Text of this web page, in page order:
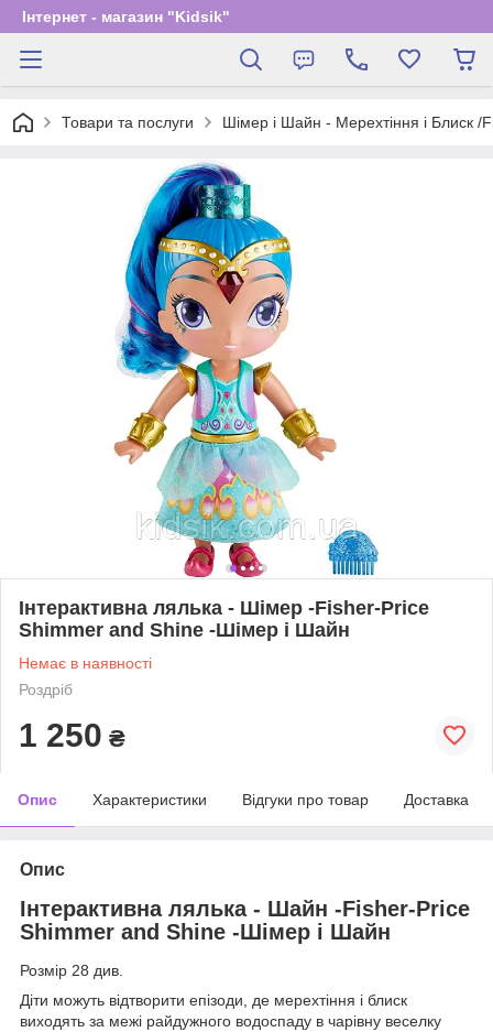
Інтернет - магазин "Kidsik"
Товари та послуги Шімер і Шайн - Мерехтіння і Блиск
Інтерактивна лялька - Шімер -Fisher-Price
Shimmer and Shine -Шімер і Шайн
Немає в наявності
Роздріб
1 250 ₴
Опис Характеристики Відгуки про товар Доставка
Опис
Інтерактивна лялька - Шайн -Fisher-Price
Shimmer and Shine -Шімер і Шайн
Розмір 28 див.
Діти можуть відтворити епізоди, де мерехтіння і блиск
виходять за межі райдужного водоспаду в чарівну веселку